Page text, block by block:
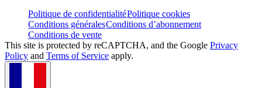
Politique de confidentialitéPolitique cookies
Conditions généralesConditions d’abonnement
Conditions de vente
This site is protected by reCAPTCHA, and the Google Privacy
Policy and Terms of Service apply.